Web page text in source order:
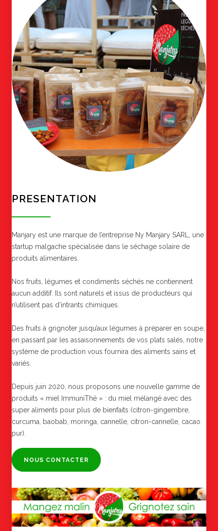
PRESENTATION
Manjary est une marque de l’entreprise Ny Manjary SARL, une
startup malgache spécialisée dans le séchage solaire de
produits alimentaires.
Nos fruits, légumes et condiments séchés ne contiennent
aucun additif. Ils sont naturels et issus de producteurs qui
n’utilisent pas d’intrants chimiques.
Des fruits à grignoter jusqu’aux légumes à préparer en soupe,
en passant par les assaisonnements de vos plats salés, notre
système de production vous fournira des aliments sains et
variés.
Depuis juin 2020, nous proposons une nouvelle gamme de
produits « miel ImmuniThé » : du miel mélangé avec des
super aliments pour plus de bienfaits (citron-gingembre,
curcuma, baobab, moringa, cannelle, citron-cannelle, cacao
pur).
NOUS CONTACTER